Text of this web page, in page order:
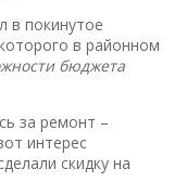
в покинутое
в районном
бюджета
за ремонт –
интерес
скидку на